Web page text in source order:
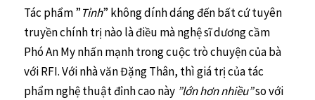
Tác phẩm ”Tỉnh” không dính dáng đến bất cứ tuyên
truyền chính trị nào là điều mà nghệ sĩ dương cầm
Phó An My nhấn mạnh trong cuộc trò chuyện của bà
với RFI. Với nhà văn Đặng Thân, thì giá trị của tác
phẩm nghệ thuật đỉnh cao này ”lớn hơn nhiều”so với